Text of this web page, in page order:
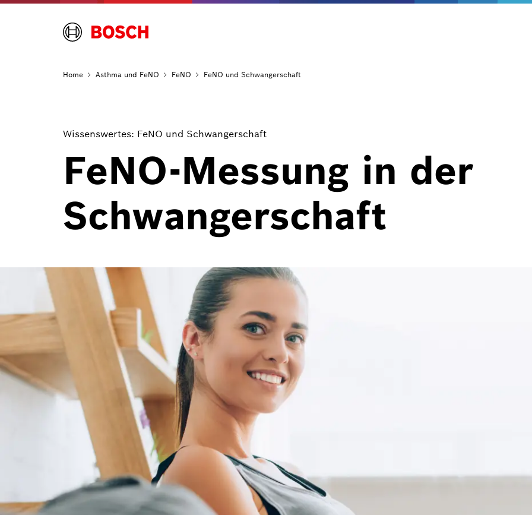
Home Asthma und FeNO FeNO FeNO und Schwangerschaft
Wissenswertes: FeNO und Schwangerschaft
FeNO-Messung in der
Schwangerschaft